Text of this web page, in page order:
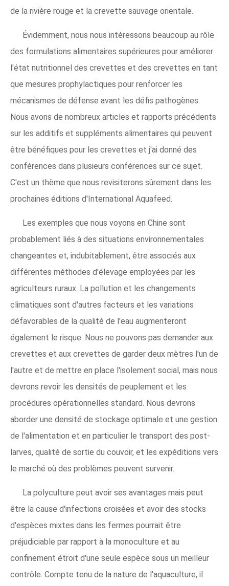
de la rivière rouge et la crevette sauvage orientale.
Évidemment, nous nous intéressons beaucoup au rôle
des formulations alimentaires supérieures pour améliorer
l'état nutritionnel des crevettes et des crevettes en tant
que mesures prophylactiques pour renforcer les
mécanismes de défense avant les défis pathogènes.
Nous avons de nombreux articles et rapports précédents
sur les additifs et suppléments alimentaires qui peuvent
être bénéfiques pour les crevettes et j'ai donné des
conférences dans plusieurs conférences sur ce sujet.
C'est un thème que nous revisiterons sûrement dans les
prochaines éditions d'International Aquafeed.
Les exemples que nous voyons en Chine sont
probablement liés à des situations environnementales
changeantes et, indubitablement, être associés aux
différentes méthodes d'élevage employées par les
agriculteurs ruraux. La pollution et les changements
climatiques sont d'autres facteurs et les variations
défavorables de la qualité de l'eau augmenteront
également le risque. Nous ne pouvons pas demander aux
crevettes et aux crevettes de garder deux mètres l'un de
l'autre et de mettre en place l'isolement social, mais nous
devrons revoir les densités de peuplement et les
procédures opérationnelles standard. Nous devrons
aborder une densité de stockage optimale et une gestion
de l'alimentation et en particulier le transport des post-
larves, qualité de sortie du couvoir, et les expéditions vers
le marché où des problèmes peuvent survenir.
La polyculture peut avoir ses avantages mais peut
être la cause d'infections croisées et avoir des stocks
d'espèces mixtes dans les fermes pourrait être
préjudiciable par rapport à la monoculture et au
confinement étroit d'une seule espèce sous un meilleur
contrôle. Compte tenu de la nature de l'aquaculture, il